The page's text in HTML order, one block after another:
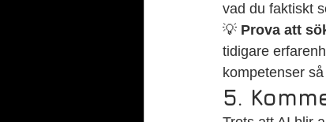
vad du faktiskt
💡 Prova att
tidigare
kompetenser
5.